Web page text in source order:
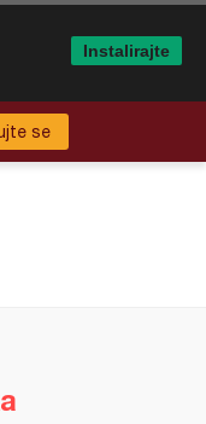
se
Instalirajte